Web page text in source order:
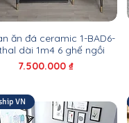
ăn đá ceramic 1-BAD6-
dài 1m4 6 ghế ngồi
Giá
7.500.000 ₫
VN